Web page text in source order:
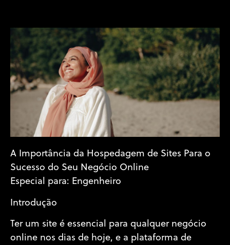
A Importância da Hospedagem de Sites Para o
Sucesso do Seu Negócio Online
Especial para: Engenheiro
Introdução
Ter um site é essencial para qualquer negócio
online nos dias de hoje, e a plataforma de